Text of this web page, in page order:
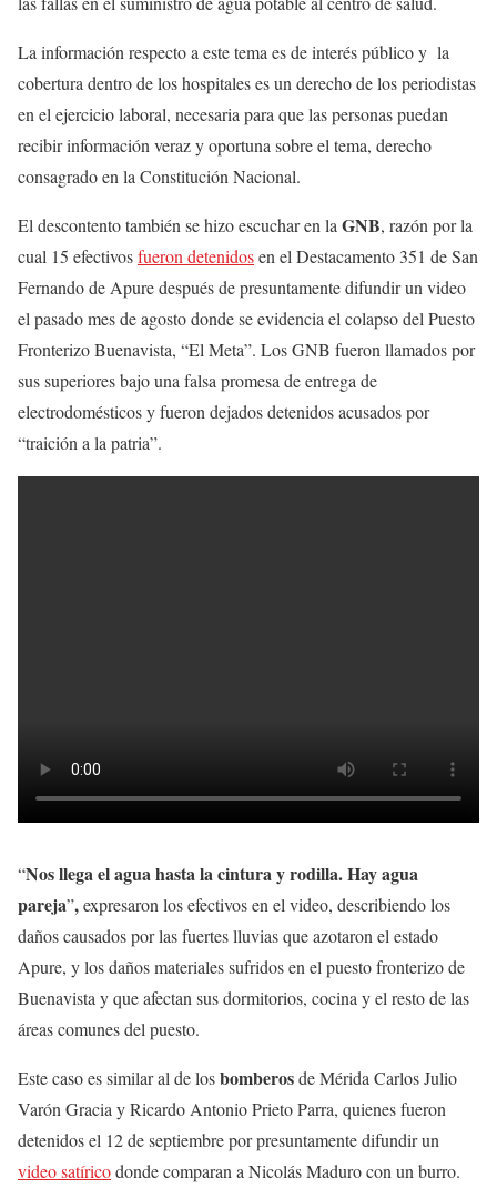
La información respecto a este tema es de interés público y la
cobertura dentro de los hospitales es un derecho de los periodistas
en el ejercicio laboral, necesaria para que las personas puedan
recibir información veraz y oportuna sobre el tema, derecho
consagrado en la Constitución Nacional.
El descontento también se hizo escuchar en la GNB, razón por la
cual 15 efectivosfueron detenidosen el Destacamento 351 de San
Fernando de Apure después de presuntamente difundir un video
el pasado mes de agosto donde se evidencia el colapso del Puesto
Fronterizo Buenavista, “El Meta”. Los GNB fueron llamados por
sus superiores bajo una falsa promesa de entrega de
electrodomésticos y fueron dejados detenidos acusados por
“traición a la patria”.
“Nos llega el agua hasta la cintura y rodilla. Hay agua
pareja”,expresaron los efectivos en el video, describiendo los
daños causados por las fuertes lluvias que azotaron el estado
Apure, y los daños materiales sufridos en el puesto fronterizo de
Buenavista y que afectan sus dormitorios, cocina y el resto de las
áreas comunes del puesto.
Este caso es similar al de losbomberosde Mérida Carlos Julio
Varón Gracia y Ricardo Antonio Prieto Parra, quienes fueron
detenidos el 12 de septiembre por presuntamente difundir un
video satíricodonde comparan a Nicolás Maduro con un burro.